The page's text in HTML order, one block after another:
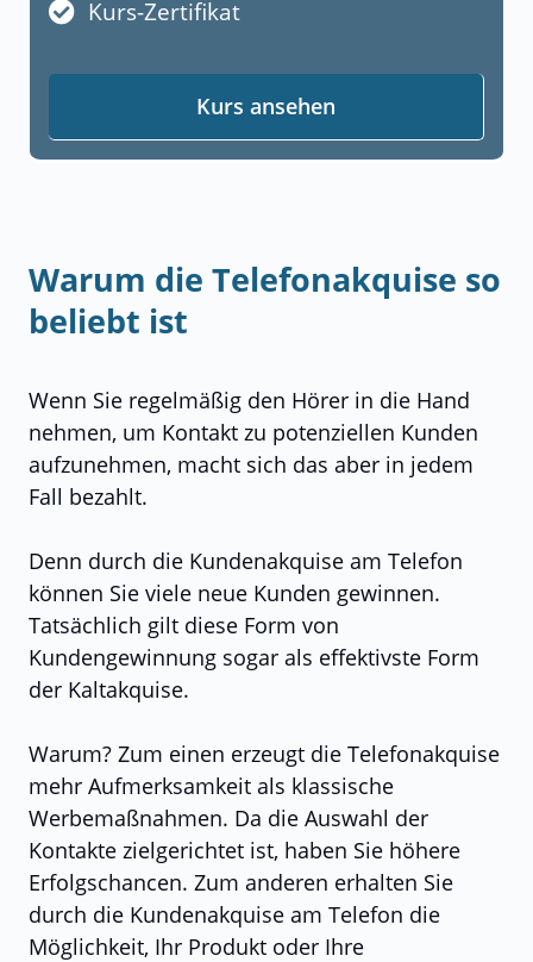
Kurs-Zertifikat
Kurs ansehen
Warum die Telefonakquise so
beliebt ist
Wenn Sie regelmäßig den Hörer in die Hand
nehmen, um Kontakt zu potenziellen Kunden
aufzunehmen, macht sich das aber in jedem
Fall bezahlt.
Denn durch die Kundenakquise am Telefon
können Sie viele neue Kunden gewinnen.
Tatsächlich gilt diese Form von
Kundengewinnung sogar als effektivste Form
der Kaltakquise.
Warum? Zum einen erzeugt die Telefonakquise
mehr Aufmerksamkeit als klassische
Werbemaßnahmen. Da die Auswahl der
Kontakte zielgerichtet ist, haben Sie höhere
Erfolgschancen. Zum anderen erhalten Sie
durch die Kundenakquise am Telefon die
Möglichkeit, Ihr Produkt oder Ihre